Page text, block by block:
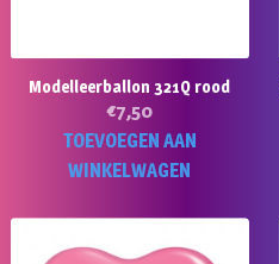
Modelleerballon 321Q rood
€7,50
TOEVOEGEN AAN
WINKELWAGEN